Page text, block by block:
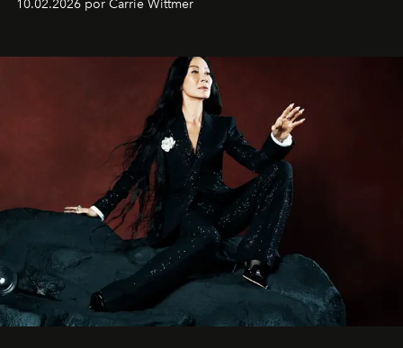
Barcelona", ha dividido su tiempo entre Europa y
dirigida por Maggie Gyllenhaal.
10.02.2026 por Carrie Wittmer